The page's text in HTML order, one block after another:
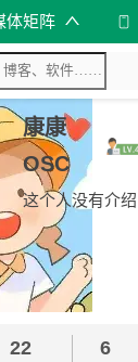
体矩阵
康康
OSC
这个人没有介绍
22 6